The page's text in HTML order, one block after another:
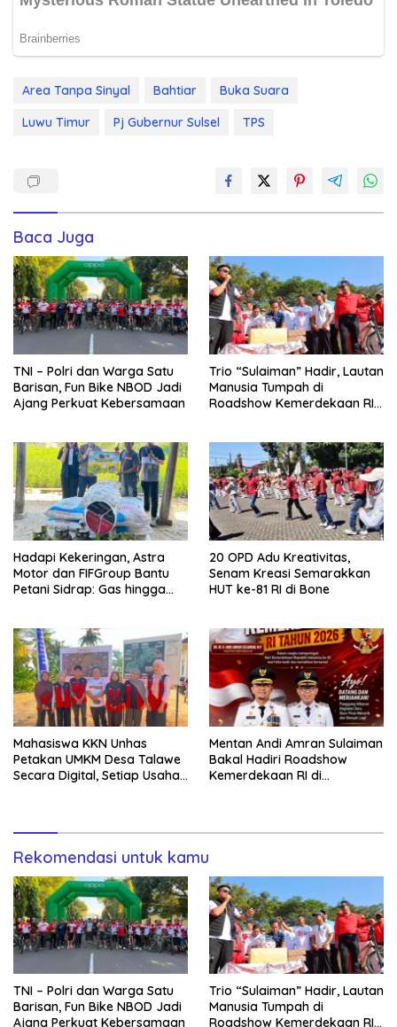
Area Tanpa Sinyal Bahtiar
Buka Suara
Luwu Timur
Pj Gubernur Sulsel TPS
Baca Juga
TNI – Polri dan Warga Satu
Barisan, Fun Bike NBOD Jadi
Ajang Perkuat Kebersamaan
Trio “Sulaiman” Hadir, Lautan
Manusia Tumpah di
Roadshow Kemerdekaan RI
Hadapi Kekeringan, Astra
Motor dan FIFGroup Bantu
Petani Sidrap: Gas hingga
20 OPD Adu Kreativitas,
Senam Kreasi Semarakkan
HUT ke-81 RI di Bone
Mahasiswa KKN Unhas
Petakan UMKM Desa Talawe
Secara Digital, Setiap Usaha
Mentan Andi Amran Sulaiman
Bakal Hadiri Roadshow
Kemerdekaan RI di
Rekomendasi untuk kamu
TNI – Polri dan Warga Satu
Barisan, Fun Bike NBOD Jadi
Ajang Perkuat Kebersamaan
Trio “Sulaiman” Hadir, Lautan
Manusia Tumpah di
Roadshow Kemerdekaan RI